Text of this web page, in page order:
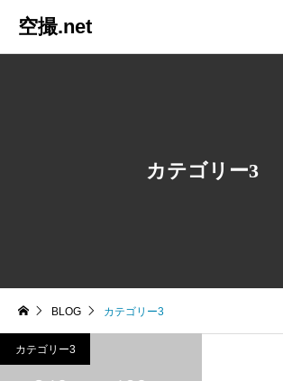
空撮.net
カテゴリー3
BLOG カテゴリー3
カテゴリー3